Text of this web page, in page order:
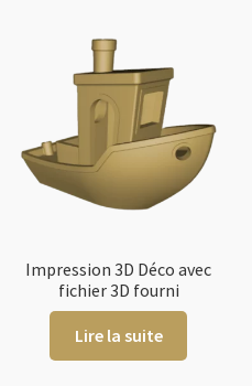
Impression 3D Déco avec
fichier 3D fourni
Lire la suite